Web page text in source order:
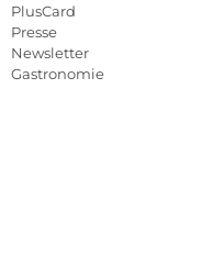
PlusCard
Presse
Newsletter
Gastronomie